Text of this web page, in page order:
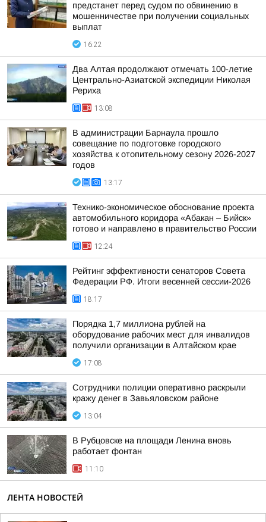
предстанет перед судом по обвинению в
мошенничестве при получении социальных
выплат
16:22
Два Алтая продолжают отмечать 100-летие
Центрально-Азиатской экспедиции Николая
Рериха
13:08
В администрации Барнаула прошло
совещание по подготовке городского
хозяйства к отопительному сезону 2026-2027
годов
13:17
Технико-экономическое обоснование проекта
автомобильного коридора «Абакан – Бийск»
готово и направлено в правительство России
12:24
Рейтинг эффективности сенаторов Совета
Федерации РФ. Итоги весенней сессии-2026
18:17
Порядка 1,7 миллиона рублей на
оборудование рабочих мест для инвалидов
получили организации в Алтайском крае
17:08
Сотрудники полиции оперативно раскрыли
кражу денег в Завьяловском районе
13:04
В Рубцовске на площади Ленина вновь
работает фонтан
11:10
ЛЕНТА НОВОСТЕЙ